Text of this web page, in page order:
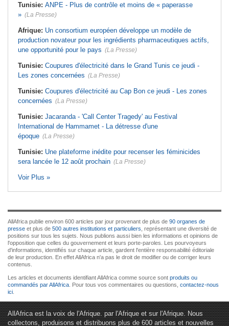
Tunisie: ANPE - Plus de contrôle et moins de « paperasse
» (La Presse)
Afrique: Un consortium européen développe un modèle de
production novateur pour les ingrédients pharmaceutiques actifs,
une opportunité pour le pays (La Presse)
Tunisie: Coupures d'électricité dans le Grand Tunis ce jeudi -
Les zones concernées (La Presse)
Tunisie: Coupures d'électricité au Cap Bon ce jeudi - Les zones
concernées (La Presse)
Tunisie: Jacaranda - 'Call Center Tragedy' au Festival
International de Hammamet - La détresse d'une
époque (La Presse)
Tunisie: Une plateforme inédite pour recenser les féminicides
sera lancée le 12 août prochain (La Presse)
Voir Plus »
AllAfrica publie environ 600 articles par jour provenant de plus de 90 organes de
presse et plus de 500 autres institutions et particuliers , représentant une diversité de
positions sur tous les sujets. Nous publions aussi bien les informations et opinions de
l'opposition que celles du gouvernement et leurs porte-paroles. Les pourvoyeurs
d'informations, identifiés sur chaque article, gardent l'entière responsabilité éditoriale
de leur production. En effet AllAfrica n'a pas le droit de modifier ou de corriger leurs
contenus.
Les articles et documents identifiant AllAfrica comme source sont produits ou
commandés par AllAfrica . Pour tous vos commentaires ou questions, contactez-nous
ici
AllAfrica est la voix de l'Afrique. par l'Afrique et sur l'Afrique. Nous
collectons, produisons et distribuons plus de 600 articles et nouvelles